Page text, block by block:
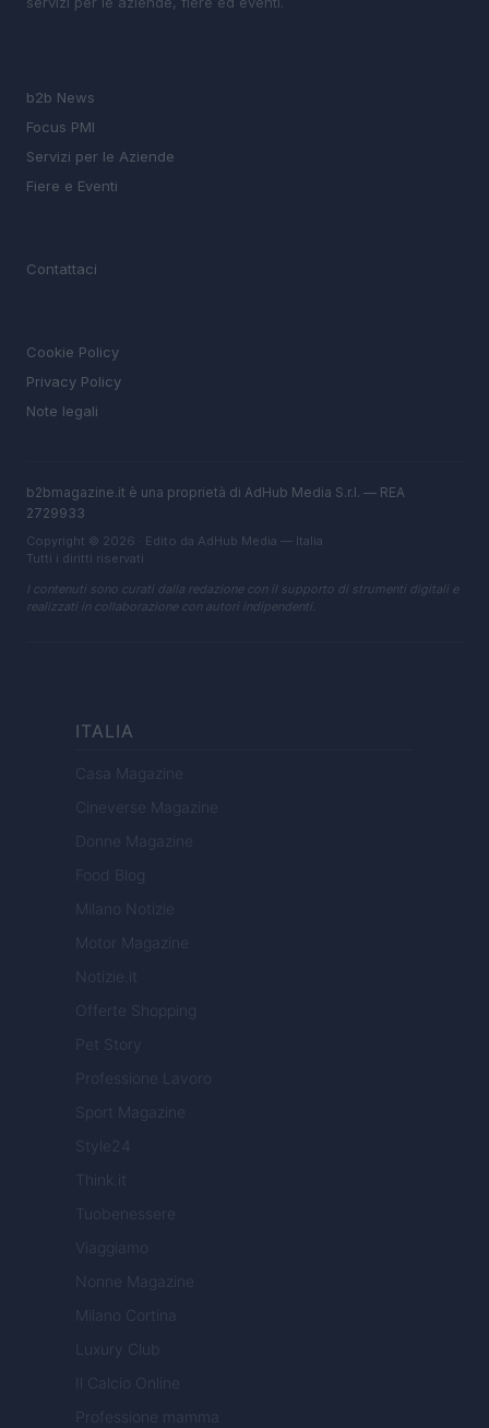
b2b News
Focus PMI
Servizi per le Aziende
Fiere e Eventi
Contattaci
Cookie Policy
Privacy Policy
Note legali
b2bmagazine.it è una proprietà di AdHub Media S.r.l. — REA
2729933
Copyright © 2026 · Edito da AdHub Media — Italia
Tutti i diritti riservati
I contenuti sono curati dalla redazione con il supporto di strumenti digitali e
realizzati in collaborazione con autori indipendenti.
ITALIA
Casa Magazine
Cineverse Magazine
Donne Magazine
Food Blog
Milano Notizie
Motor Magazine
Notizie.it
Offerte Shopping
Pet Story
Professione Lavoro
Sport Magazine
Style24
Think.it
Tuobenessere
Viaggiamo
Nonne Magazine
Milano Cortina
Luxury Club
Il Calcio Online
Professione mamma